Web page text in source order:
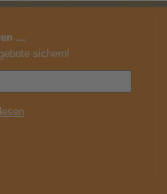
...
sichern!